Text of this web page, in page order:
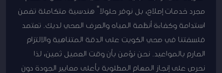
مجرد خدمات إصلاح، بل نوفر حلولاً هندسية متكاملة تضمن
استدامة وكفاءة أنظمة المياه والصرف الصحي لديك. تعتمد
فلسفتنا في صحي الكويت على الدقة المتناهية والالتزام
الصارم بالمواعيد. نحن نؤمن بأن وقت العميل ثمين، لذا
نحرص على إنجاز المهام المطلوبة بأعلى معايير الجودة دون